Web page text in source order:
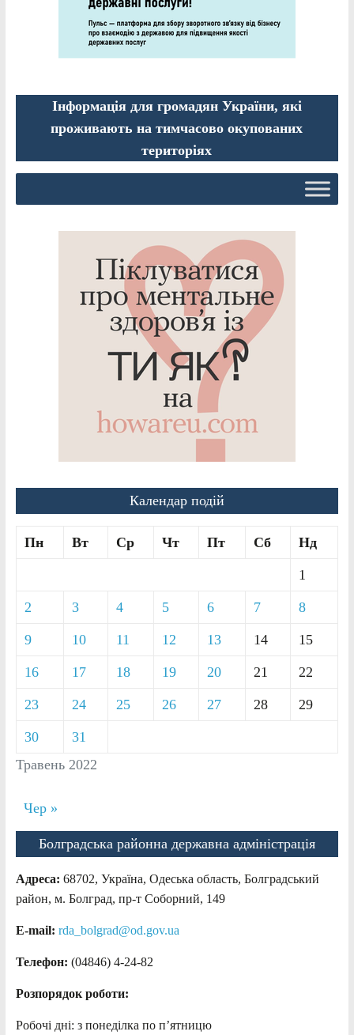
Інформація для громадян України, які
проживають на тимчасово окупованих
територіях
Календар подій
Травень 2022
Пн Вт Ср Чт Пт Сб Нд
1
2 3 4 5 6 7 8
9 10 11 12 13 14 15
16 17 18 19 20 21 22
23 24 25 26 27 28 29
30 31
Чер »
Болградська районна державна адміністрація
Адреса: 68702, Україна, Одеська область, Болградський
район, м. Болград, пр-т Соборний, 149
E-mail: rda_bolgrad@od.gov.ua
Телефон: (04846) 4-24-82
Розпорядок роботи:
Робочі дні: з понеділка по п’ятницю